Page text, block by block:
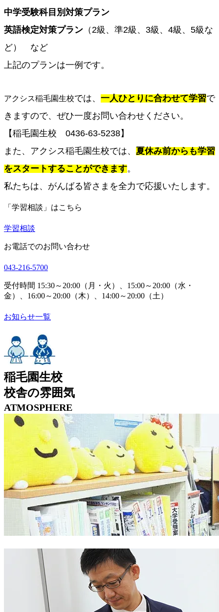
中学受験科目別対策プラン
英語検定対策プラン （2級、準2級、3級、4級、5級な
ど）　など
上記のプランは一例です。
アクシス稲毛園生校では、 一人ひとりに合わせて学習で
きますので、ぜひ一度お問い合わせください。
【稲毛園生校　0436-63-5238】
また、アクシス稲毛園生校では、 夏休み前からも学習
をスタートすることができます。
私たちは、がんばる皆さまを全力で応援いたします。
「学習相談」はこちら
学習相談
お電話でのお問い合わせ
043-216-5700
受付時間 15:30～20:00（月・火）、15:00～20:00（水・
金）、16:00～20:00（木）、14:00～20:00（土）
お知らせ一覧
稲毛園生校
校舎の雰囲気
ATMOSPHERE